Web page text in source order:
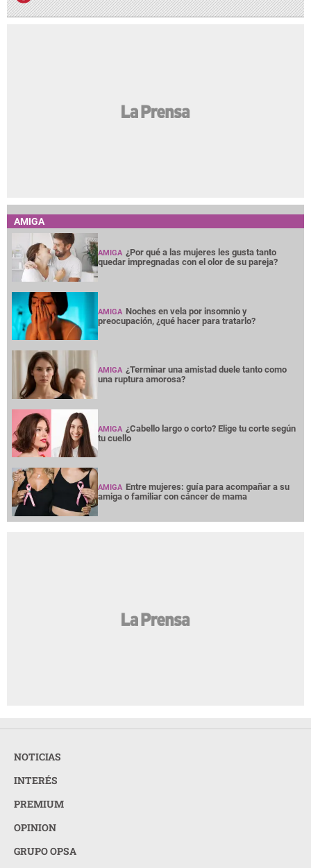
AMIGA
AMIGA ¿Por qué a las mujeres les gusta tanto
quedar impregnadas con el olor de su pareja?
AMIGA Noches en vela por insomnio y
preocupación, ¿qué hacer para tratarlo?
AMIGA ¿Terminar una amistad duele tanto como
una ruptura amorosa?
AMIGA ¿Cabello largo o corto? Elige tu corte según
tu cuello
AMIGA Entre mujeres: guía para acompañar a su
amiga o familiar con cáncer de mama
NOTICIAS
INTERÉS
PREMIUM
OPINION
GRUPO OPSA